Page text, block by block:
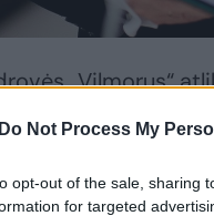
Do Not Process My
opt-out of the sale, sharing
for targeted
„Vilmorus“
Lietuvos
punktais, ir
Lietuvos